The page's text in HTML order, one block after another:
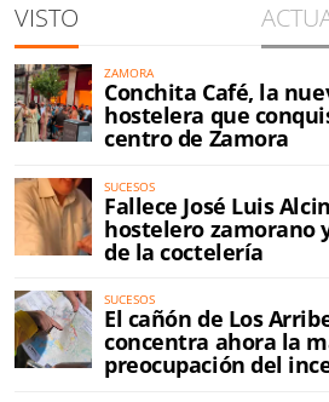
VISTO
ZAMORA
Conchita Café, la
hostelera que
centro de Zamora
SUCESOS
Fallece José Luis
hostelero zamorano
de la coctelería
SUCESOS
El cañón de Los
concentra ahora la
preocupación del